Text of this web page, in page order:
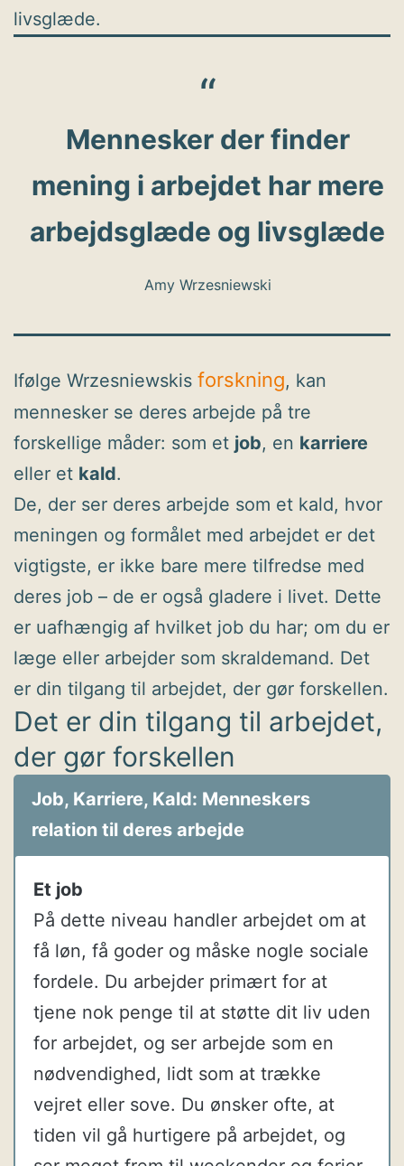
livsglæde.
Mennesker der finder
mening i arbejdet har mere
arbejdsglæde og livsglæde
Amy Wrzesniewski
Ifølge Wrzesniewskis forskning, kan
mennesker se deres arbejde på tre
forskellige måder: som et job, en karriere
eller et kald.
De, der ser deres arbejde som et kald, hvor
meningen og formålet med arbejdet er det
vigtigste, er ikke bare mere tilfredse med
deres job – de er også gladere i livet. Dette
er uafhængig af hvilket job du har; om du er
læge eller arbejder som skraldemand. Det
er din tilgang til arbejdet, der gør forskellen.
Det er din tilgang til arbejdet,
der gør forskellen
Job, Karriere, Kald: Menneskers
relation til deres arbejde
Et job
På dette niveau handler arbejdet om at
få løn, få goder og måske nogle sociale
fordele. Du arbejder primært for at
tjene nok penge til at støtte dit liv uden
for arbejdet, og ser arbejde som en
nødvendighed, lidt som at trække
vejret eller sove. Du ønsker ofte, at
tiden vil gå hurtigere på arbejdet, og